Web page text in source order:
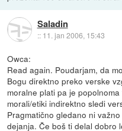
Saladin
:: 11. jan 2006, 15:43
Owca:
Read again. Poudarjam, da
Bogu direktno preko verske
moralne plati pa je
morali/etiki indirektno sledi
Pragmatično gledano ni
dejanja. Če boš ti delal dobro